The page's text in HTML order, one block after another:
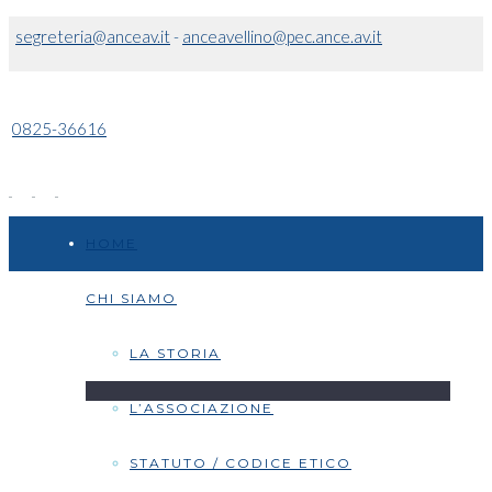
segreteria@anceav.it- anceavellino@pec.ance.av.it
0825-36616
CHI SIAMO
LA STORIA
L’ASSOCIAZIONE
STATUTO / CODICE ETICO